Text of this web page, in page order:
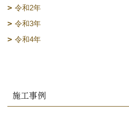
令和2年
令和3年
令和4年
施工事例